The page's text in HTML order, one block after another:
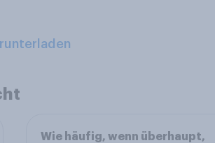
Wie häufig, wenn überhaupt,